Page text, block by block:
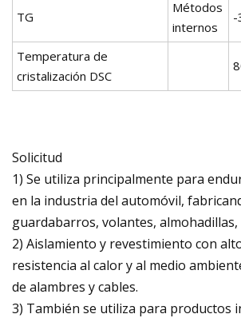
TG
Métodos
internos
-
Temperatura de
cristalización DSC
Solicitud
1) Se utiliza principalmente para
en la industria del automóvil,
guardabarros, volantes, almohadillas,
2) Aislamiento y revestimiento con
resistencia al calor y al medio
de alambres y cables.
3) También se utiliza para productos